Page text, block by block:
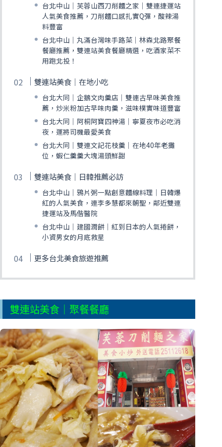
台北中山│芙蓉山西刀削麵之家│雙連捷運站
人氣美食推薦，刀削麵口感扎實Q彈，酸辣湯
料豐富
台北中山｜丸滿台灣味手路菜｜林森北路聚餐
餐廳推薦，雙連站美食餐廳精選，吃酒家菜不
用跑北投！
雙連站美食｜在地小吃
台北大同｜企鵝文肉羹店｜雙連古早味美食推
薦，炒米粉加古早味肉羹，滋味樸實味道豐富
台北大同｜阿桐阿寶四神湯｜寧夏夜市必吃消
夜，運將司機最愛美食
台北大同｜雙連文記花枝羹｜在地40年老攤
位，蝦仁羹羹大塊湯頭鮮甜
雙連站美食｜日韓推薦必訪
台北中山｜鴉片粥一點創意麵線料理｜日韓爆
紅的人氣美食，連李多慧都來朝聖，鄰近雙連
捷運站及馬偕醫院
台北中山｜建國潤餅｜紅到日本的人氣捲餅，
小資男女的月底救星
更多台北美食旅遊推薦
雙連站美食｜聚餐餐廳